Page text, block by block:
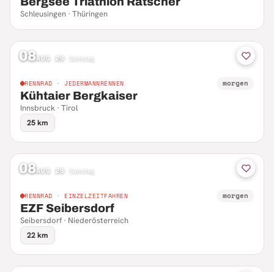
Schleusingen · Thüringen
08AUG 26 Samstag
RENNRAD · JEDERMANNRENNEN morgen
Kühtaier Bergkaiser
Innsbruck · Tirol
25 km
08AUG 26 Samstag
RENNRAD · EINZELZEITFAHREN morgen
EZF Seibersdorf
Seibersdorf · Niederösterreich
22 km